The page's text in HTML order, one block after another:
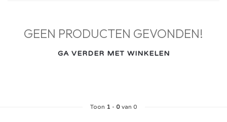
GEEN PRODUCTEN GEVONDEN!
GA VERDER MET WINKELEN
Toon 1 - 0van 0